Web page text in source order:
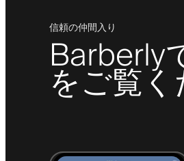
信頼の仲間入り
Barberly
をご覧